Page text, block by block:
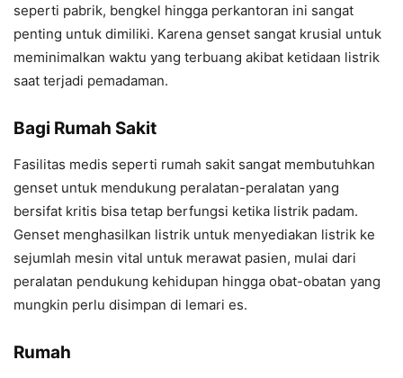
seperti pabrik, bengkel hingga perkantoran ini sangat
penting untuk dimiliki. Karena genset sangat krusial untuk
meminimalkan waktu yang terbuang akibat ketidaan listrik
saat terjadi pemadaman.
Bagi Rumah Sakit
Fasilitas medis seperti rumah sakit sangat membutuhkan
genset untuk mendukung peralatan-peralatan yang
bersifat kritis bisa tetap berfungsi ketika listrik padam.
Genset menghasilkan listrik untuk menyediakan listrik ke
sejumlah mesin vital untuk merawat pasien, mulai dari
peralatan pendukung kehidupan hingga obat-obatan yang
mungkin perlu disimpan di lemari es.
Rumah